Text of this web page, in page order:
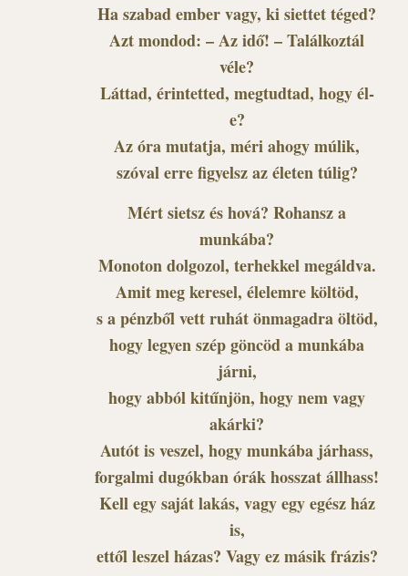
Ha szabad ember vagy, ki siettet téged?
Azt mondod: – Az idő! – Találkoztál
véle?
Láttad, érintetted, megtudtad, hogy él-
e?
Az óra mutatja, méri ahogy múlik,
szóval erre figyelsz az életen túlig?
Mért sietsz és hová? Rohansz a
munkába?
Monoton dolgozol, terhekkel megáldva.
Amit meg keresel, élelemre költöd,
s a pénzből vett ruhát önmagadra öltöd,
hogy legyen szép göncöd a munkába
járni,
hogy abból kitűnjön, hogy nem vagy
akárki?
Autót is veszel, hogy munkába járhass,
forgalmi dugókban órák hosszat állhass!
Kell egy saját lakás, vagy egy egész ház
is,
ettől leszel házas? Vagy ez másik frázis?